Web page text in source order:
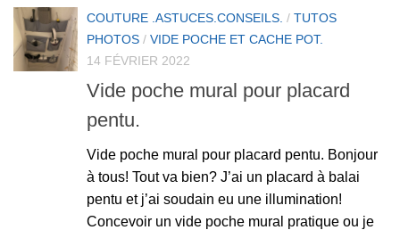
COUTURE .ASTUCES.CONSEILS. / TUTOS
PHOTOS / VIDE POCHE ET CACHE POT.
14 FÉVRIER 2022
Vide poche mural pour placard
pentu.
Vide poche mural pour placard pentu. Bonjour
à tous! Tout va bien? J’ai un placard à balai
pentu et j’ai soudain eu une illumination!
Concevoir un vide poche mural pratique ou je